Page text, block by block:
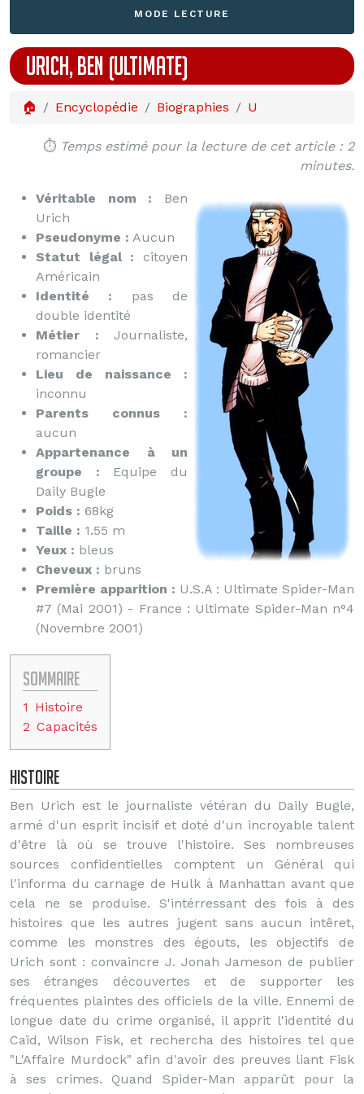
MODE LECTURE
URICH, BEN (ULTIMATE)
🏠 Encyclopédie Biographies U
⏱️ Temps estimé pour la lecture de cet article : 2
minutes.
Véritable nom : Ben
Urich
Pseudonyme : Aucun
Statut légal : citoyen
Américain
Identité : pas de
double identité
Métier : Journaliste,
romancier
Lieu de naissance :
inconnu
Parents connus :
aucun
Appartenance à un
groupe : Equipe du
Daily Bugle
Poids : 68kg
Taille : 1.55 m
Yeux : bleus
Cheveux : bruns
Première apparition : U.S.A : Ultimate Spider-Man
#7 (Mai 2001) - France : Ultimate Spider-Man n°4
(Novembre 2001)
Sommaire
1 Histoire
2 Capacités
Histoire
Ben Urich est le journaliste vétéran du Daily Bugle,
armé d'un esprit incisif et doté d'un incroyable talent
d'être là où se trouve l'histoire. Ses nombreuses
sources confidentielles comptent un Général qui
l'informa du carnage de Hulk à Manhattan avant que
cela ne se produise. S'intérressant des fois à des
histoires que les autres jugent sans aucun intêret,
comme les monstres des égouts, les objectifs de
Urich sont : convaincre J. Jonah Jameson de publier
ses étranges découvertes et de supporter les
fréquentes plaintes des officiels de la ville. Ennemi de
longue date du crime organisé, il apprit l'identité du
Caïd, Wilson Fisk, et rechercha des histoires tel que
"L'Affaire Murdock" afin d'avoir des preuves liant Fisk
à ses crimes. Quand Spider-Man apparût pour la